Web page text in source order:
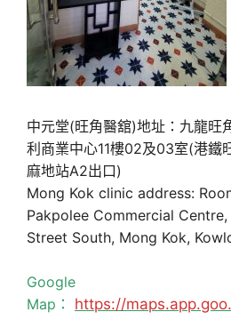
中元堂(旺角醫舘)地址：九龍旺
利商業中心11樓02及03室(港鐵
麻地站A2出口)
Mong Kok clinic address:
Pakpolee Commercial Centre,
Street South, Mong Kok,
Google
Map： https://